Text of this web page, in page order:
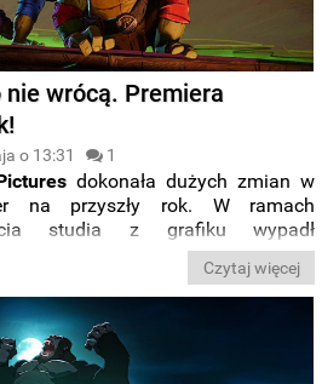
nie wrócą. Premiera
o 13:31 1
dokonała dużych zmian w
na przyszły rok. W ramach
studia z grafiku wypadł
animacji sequel zrezygnuje
Zmutowanego chaosu”. Jest
Czytaj więcej